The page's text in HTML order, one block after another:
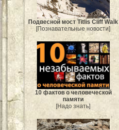
Подвесной мост Titlis Cliff Walk
[Познавательные новости]
10 фактов о человеческой
памяти
[Надо знать]